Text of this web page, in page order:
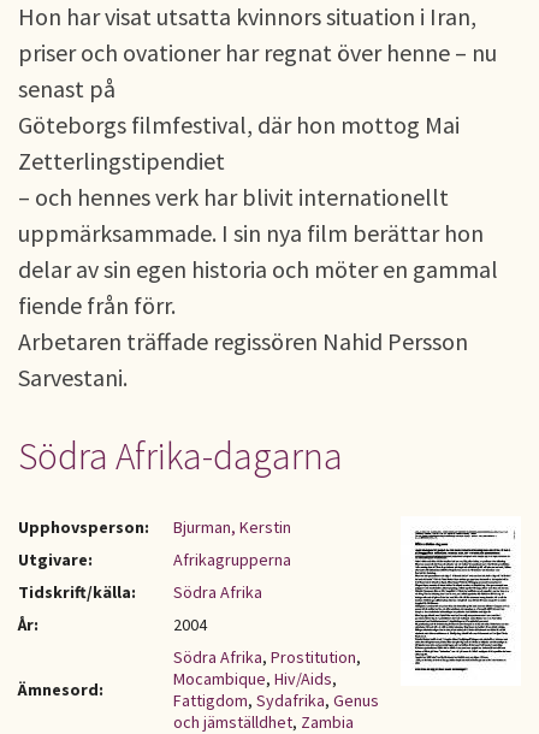
Hon har visat utsatta kvinnors situation i Iran,
priser och ovationer har regnat över henne – nu
senast på
Göteborgs filmfestival, där hon mottog Mai
Zetterlingstipendiet
– och hennes verk har blivit internationellt
uppmärksammade. I sin nya film berättar hon
delar av sin egen historia och möter en gammal
fiende från förr.
Arbetaren träffade regissören Nahid Persson
Sarvestani.
Södra Afrika-dagarna
Upphovsperson:
Bjurman, Kerstin
Utgivare:
Afrikagrupperna
Tidskrift/källa:
Södra Afrika
År:
2004
Ämnesord:
Södra Afrika, Prostitution,
Mocambique, Hiv/Aids,
Fattigdom, Sydafrika, Genus
och jämställdhet, Zambia